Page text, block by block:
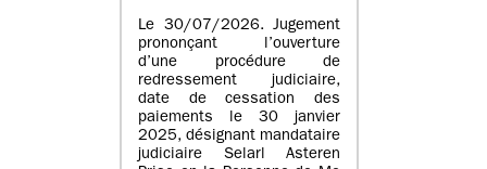
Le 30/07/2026. Jugement
prononçant l’ouverture
d’une procédure de
redressement judiciaire,
date de cessation des
paiements le 30 janvier
2025, désignant mandataire
judiciaire Selarl Asteren